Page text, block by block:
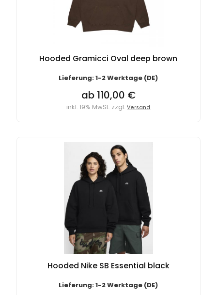
Hooded Gramicci Oval deep brown
Lieferung: 1-2 Werktage (DE)
ab 110,00 €
inkl. 19% MwSt. zzgl.Versand
Hooded Nike SB Essential black
Lieferung: 1-2 Werktage (DE)